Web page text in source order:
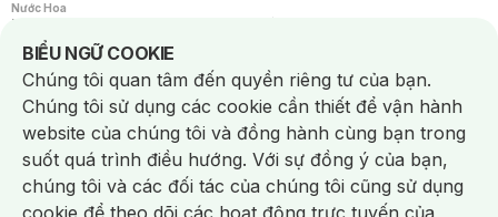
Nước Hoa
Nước Hoa Nữ
Chăm Sóc Cá Nhân
Chống Muỗi /Khẩu Trang /Máy Massage/Mặt Nạ Xông Hơi /Nước Rửa Tay/
Sản Phẩm Chăm Sóc Khác /Bàn Chải Đánh Răng /Bàn Chải Điện/
Hỗ Trợ Trắng Răng/Kem Đánh Răng /Máy Tăm Nước/ Nước Súc Miệng/
Tăm / Chỉ Nha Khoa/ Xịt Thơm Miệng / Dung Dịch Vệ Sinh/Dưỡng Vùng Kín/
Khăn Ướt Vệ Sinh Vùng Kín/Băng Vệ Sinh/Tampon/Bọt Cạo Râu /Dao Cạo Râu/
Máy Cạo Râu
Vấn Đề Về Da
Da Dầu / Lỗ Chân Lông To/ Da Khô / Mất Nước/ Da Lão Hóa/ Da Mụn/
Da Nhạy Cảm / Kích Ứng
Da Xỉn Màu Thâm / Nám / Tàn Nhang
Quầng Thâm & Bọng Mắt /Sẹo /Viêm Da Cơ Địa
BIỂU NGỮ COOKIE
Notice about cookies usage
Chúng tôi quan tâm đến quyền riêng tư của bạn.
Chúng tôi sử dụng các cookie cần thiết để vận hành
website của chúng tôi và đồng hành cùng bạn trong
suốt quá trình điều hướng. Với sự đồng ý của bạn,
chúng tôi và các đối tác của chúng tôi cũng sử dụng
cookie để theo dõi các hoạt động trực tuyến của